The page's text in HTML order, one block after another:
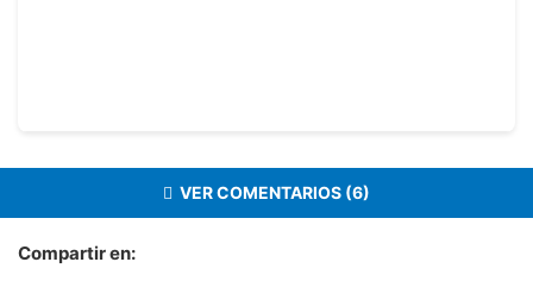
VER COMENTARIOS (6)
Compartir en: